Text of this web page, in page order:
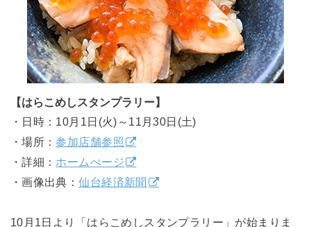
【はらこめしスタンプラリー】
・日時：10月1日(火)～11月30日(土)
・場所：参加店舗参照
・詳細： ホームぺージ
・画像出典：仙台経済新聞
10月1日より「はらこめしスタンプラリー」が始まりま